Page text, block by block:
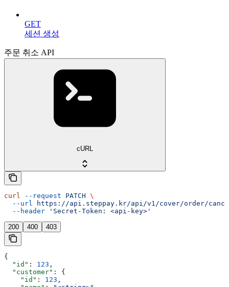
GET
세션 생성
주문 취소 API
cURL
curl --request PATCH \
  --url
https://api.steppay.kr/api/v1/cover/order/
  --header
'Secret-Token: <api-key>'
200 400 403
{
  "id"
: 123 ,
  "customer"
: {
    "id"
: 123 ,